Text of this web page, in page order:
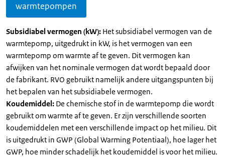
warmtepompen
Subsidiabel vermogen (kW): Het subsidiabel vermogen van de
warmtepomp, uitgedrukt in kW, is het vermogen van een
warmtepomp om warmte af te geven. Dit vermogen kan
afwijken van het nominale vermogen dat wordt bepaald door
de fabrikant. RVO gebruikt namelijk andere uitgangspunten bij
het bepalen van het subsidiabele vermogen.
Koudemiddel: De chemische stof in de warmtepomp die wordt
gebruikt om warmte af te geven. Er zijn verschillende soorten
koudemiddelen met een verschillende impact op het milieu. Dit
is uitgedrukt in GWP (Global Warming Potentiaal), hoe lager het
GWP, hoe minder schadelijk het koudemiddel is voor het milieu.